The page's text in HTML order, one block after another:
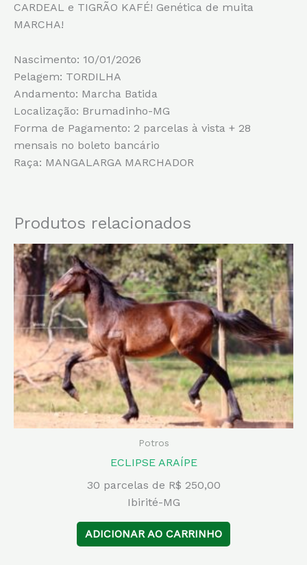
CARDEAL e TIGRÃO KAFÉ! Genética de muita
MARCHA!
Nascimento: 10/01/2026
Pelagem: TORDILHA
Andamento: Marcha Batida
Localização: Brumadinho-MG
Forma de Pagamento: 2 parcelas à vista + 28
mensais no boleto bancário
Raça: MANGALARGA MARCHADOR
Produtos relacionados
Potros
ECLIPSE ARAÍPE
30 parcelas de R$ 250,00
Ibirité-MG
ADICIONAR AO CARRINHO